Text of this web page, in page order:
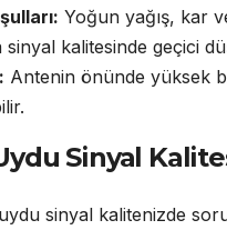
Yoğun yağış, kar
sinyal kalitesinde geçici
Antenin önünde yüksek
Sinyal
sinyal kalitenizde